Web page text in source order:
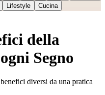
Lifestyle Cucina
della
Segno
diversi da una pratica